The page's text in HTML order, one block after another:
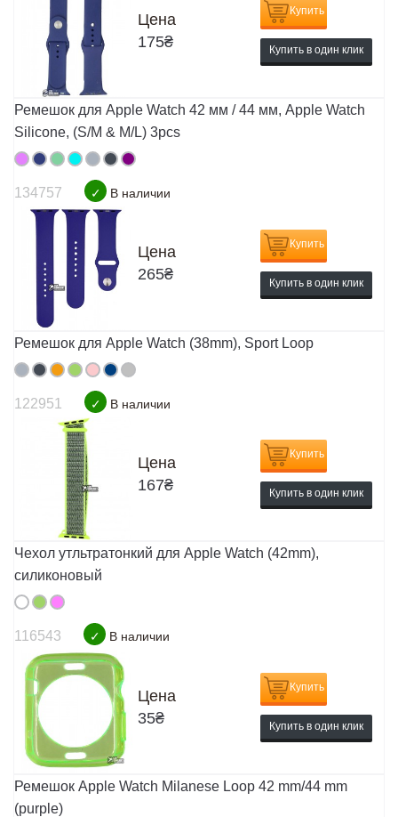
Цена
175₴
Купить
Купить в один клик
Ремешок для Apple Watch 42 мм / 44 мм, Apple Watch
Silicone, (S/M & M/L) 3pcs
134757 ✓ В наличии
Цена
265₴
Купить
Купить в один клик
Ремешок для Apple Watch (38mm), Sport Loop
122951 ✓ В наличии
Цена
167₴
Купить
Купить в один клик
Чехол утльтратонкий для Apple Watch (42mm),
силиконовый
116543 ✓ В наличии
Цена
35₴
Купить
Купить в один клик
Ремешок Apple Watch Milanese Loop 42 mm/44 mm
(purple)